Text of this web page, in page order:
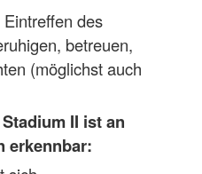
des
betreuen,
(möglichst auch
II ist an
erkennbar: